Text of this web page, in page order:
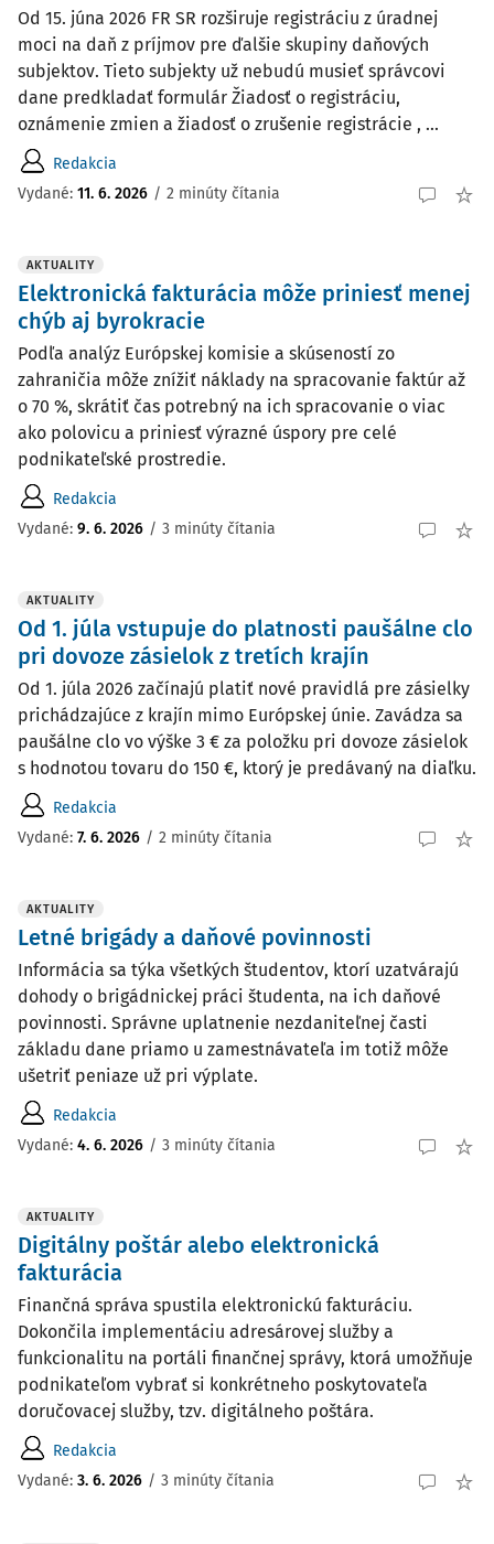
Od 15. júna 2026 FR SR rozširuje registráciu z úradnej
moci na daň z príjmov pre ďalšie skupiny daňových
subjektov. Tieto subjekty už nebudú musieť správcovi
dane predkladať formulár Žiadosť o registráciu,
oznámenie zmien a žiadosť o zrušenie registrácie , ...
Redakcia
Vydané: 11. 6. 2026 / 2 minúty čítania
AKTUALITY
Elektronická fakturácia môže priniesť menej
chýb aj byrokracie
Podľa analýz Európskej komisie a skúseností zo
zahraničia môže znížiť náklady na spracovanie faktúr až
o 70 %, skrátiť čas potrebný na ich spracovanie o viac
ako polovicu a priniesť výrazné úspory pre celé
podnikateľské prostredie.
Redakcia
Vydané: 9. 6. 2026 / 3 minúty čítania
AKTUALITY
Od 1. júla vstupuje do platnosti paušálne clo
pri dovoze zásielok z tretích krajín
Od 1. júla 2026 začínajú platiť nové pravidlá pre zásielky
prichádzajúce z krajín mimo Európskej únie. Zavádza sa
paušálne clo vo výške 3 € za položku pri dovoze zásielok
s hodnotou tovaru do 150 €, ktorý je predávaný na diaľku.
Redakcia
Vydané: 7. 6. 2026 / 2 minúty čítania
AKTUALITY
Letné brigády a daňové povinnosti
Informácia sa týka všetkých študentov, ktorí uzatvárajú
dohody o brigádnickej práci študenta, na ich daňové
povinnosti. Správne uplatnenie nezdaniteľnej časti
základu dane priamo u zamestnávateľa im totiž môže
ušetriť peniaze už pri výplate.
Redakcia
Vydané: 4. 6. 2026 / 3 minúty čítania
AKTUALITY
Digitálny poštár alebo elektronická
fakturácia
Finančná správa spustila elektronickú fakturáciu.
Dokončila implementáciu adresárovej služby a
funkcionalitu na portáli finančnej správy, ktorá umožňuje
podnikateľom vybrať si konkrétneho poskytovateľa
doručovacej služby, tzv. digitálneho poštára.
Redakcia
Vydané: 3. 6. 2026 / 3 minúty čítania